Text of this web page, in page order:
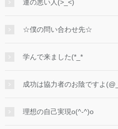
運の悪い人(>_<)
☆僕の問い合わせ先☆
学んで来ました(*_*
成功は協力者のお陰ですよ
理想の自己実現o(^-^)o